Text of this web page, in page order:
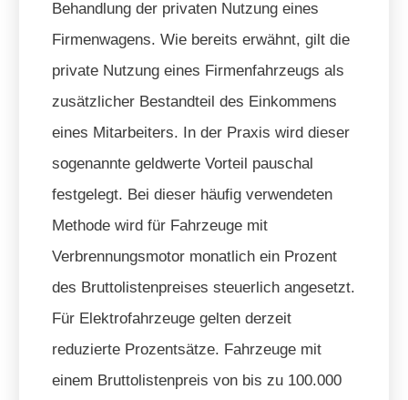
Behandlung der privaten Nutzung eines
Firmenwagens. Wie bereits erwähnt, gilt die
private Nutzung eines Firmenfahrzeugs als
zusätzlicher Bestandteil des Einkommens
eines Mitarbeiters. In der Praxis wird dieser
sogenannte geldwerte Vorteil pauschal
festgelegt. Bei dieser häufig verwendeten
Methode wird für Fahrzeuge mit
Verbrennungsmotor monatlich ein Prozent
des Bruttolistenpreises steuerlich angesetzt.
Für Elektrofahrzeuge gelten derzeit
reduzierte Prozentsätze. Fahrzeuge mit
einem Bruttolistenpreis von bis zu 100.000